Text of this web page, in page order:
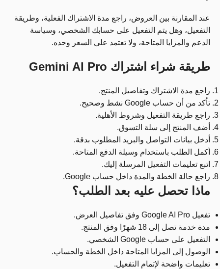
عند المقارنة بين العروض، راجع مدة الاشتراك الفعلية، وطريقة
التفعيل، وهل يتم التفعيل على حسابك الشخصي، وسياسة
الدعم والمزايا المتاحة، ولا تعتمد على السعر وحده.
طريقة شراء اشتراك Gemini AI Pro
راجع مدة الاشتراك وتفاصيل المنتج.
تأكد من أن حساب Google نشط وصحيح.
راجع طريقة التفعيل وشروط الأهلية.
أضف المنتج إلى سلة التسوق.
أدخل بيانات التواصل والبريد المطلوب بدقة.
أكمل الطلب باستخدام وسيلة الدفع المتاحة.
اتبع تعليمات التفعيل المرسلة إليك.
راجع حالة الخطة والمدة داخل حساب Google.
ماذا تحصل عليه بعد الطلب؟
تفعيل Google AI Pro وفق تفاصيل العرض.
مدة خدمة تصل إلى 18 شهرًا وفق المنتج.
التفعيل على حساب Google الشخصي.
الوصول إلى المزايا المتاحة داخل الخطة والحساب.
تعليمات واضحة لإتمام التفعيل.